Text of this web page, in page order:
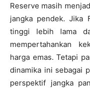
Reserve masih
jangka pendek. Jika
tinggi lebih lama
mempertahankan
harga emas. Tetapi
dinamika ini sebagai
perspektif jangka